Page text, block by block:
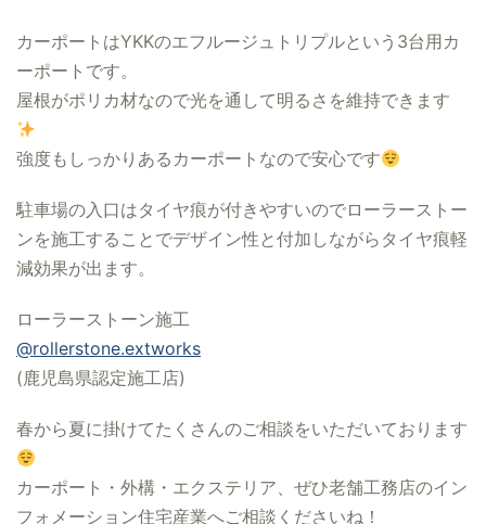
カーポートはYKKのエフルージュトリプルという3台用カ
ーポートです。
屋根がポリカ材なので光を通して明るさを維持できます
強度もしっかりあるカーポートなので安心です
駐車場の入口はタイヤ痕が付きやすいのでローラーストー
ンを施工することでデザイン性と付加しながらタイヤ痕軽
減効果が出ます。
ローラーストーン施工
@rollerstone.extworks
(鹿児島県認定施工店)
春から夏に掛けてたくさんのご相談をいただいております
カーポート・外構・エクステリア、ぜひ老舗工務店のイン
フォメーション住宅産業へご相談くださいね！